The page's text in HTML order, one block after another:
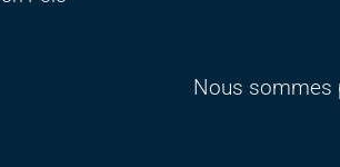
Nous sommes